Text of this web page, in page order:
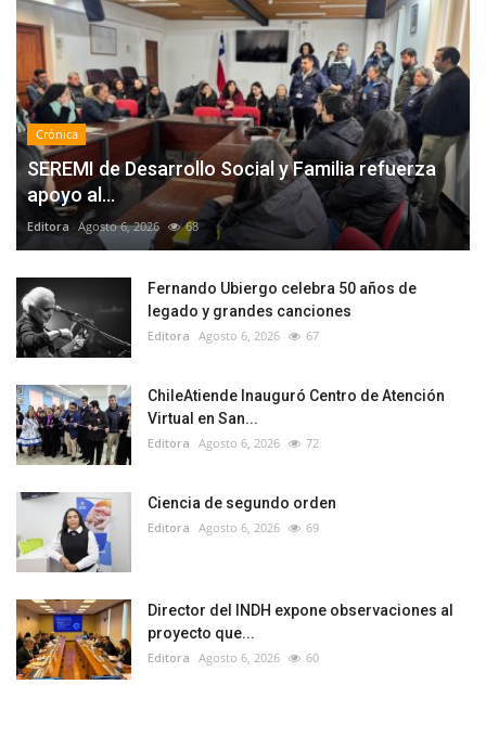
Crónica
SEREMI de Desarrollo Social y Familia refuerza
apoyo al...
Editora Agosto 6, 2026 68
Fernando Ubiergo celebra 50 años de
legado y grandes canciones
Editora Agosto 6, 2026 67
ChileAtiende Inauguró Centro de Atención
Virtual en San...
Editora Agosto 6, 2026 72
Ciencia de segundo orden
Editora Agosto 6, 2026 69
Director del INDH expone observaciones al
proyecto que...
Editora Agosto 6, 2026 60